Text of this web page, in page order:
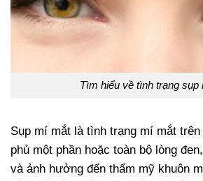
Tìm hiểu về tình trạng sụp
Sụp mí mắt là tình trạng mí mắt
phủ một phần hoặc toàn bộ lòng
và ảnh hưởng đến thẩm mỹ khuôn